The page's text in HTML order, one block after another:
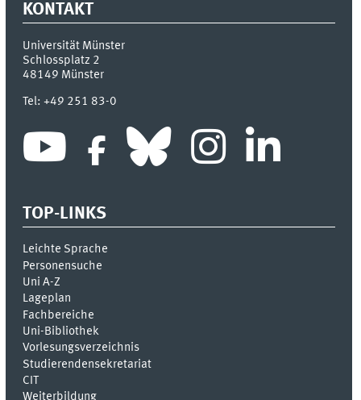
KONTAKT
Universität Münster
Schlossplatz 2
48149 Münster
Tel:+49 251 83-0
TOP-LINKS
Leichte Sprache
Personensuche
Uni A-Z
Lageplan
Fachbereiche
Uni-Bi­bli­o­thek
Vor­le­sungs­ver­zeich­nis
Stu­die­ren­den­se­kre­ta­ri­at
CIT
Weiterbildung